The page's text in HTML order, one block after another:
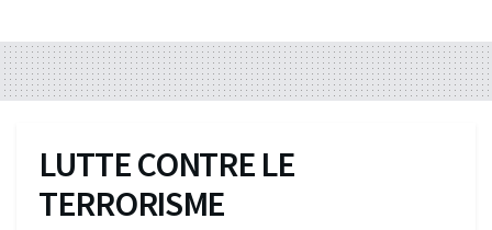
LUTTE CONTRE LE
TERRORISME